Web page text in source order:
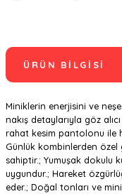
ÜRÜN BILGISI
Miniklerin enerjisini ve
nakış detaylarıyla göz
rahat kesim pantolonu ile
Günlük kombinlerden özel
sahiptir.; Yumuşak dokulu
uygundur.; Hareket
eder.; Doğal tonları ve